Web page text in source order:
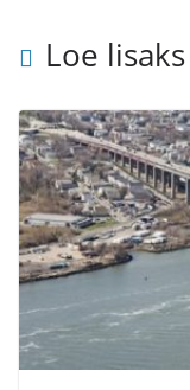
Loe lisaks